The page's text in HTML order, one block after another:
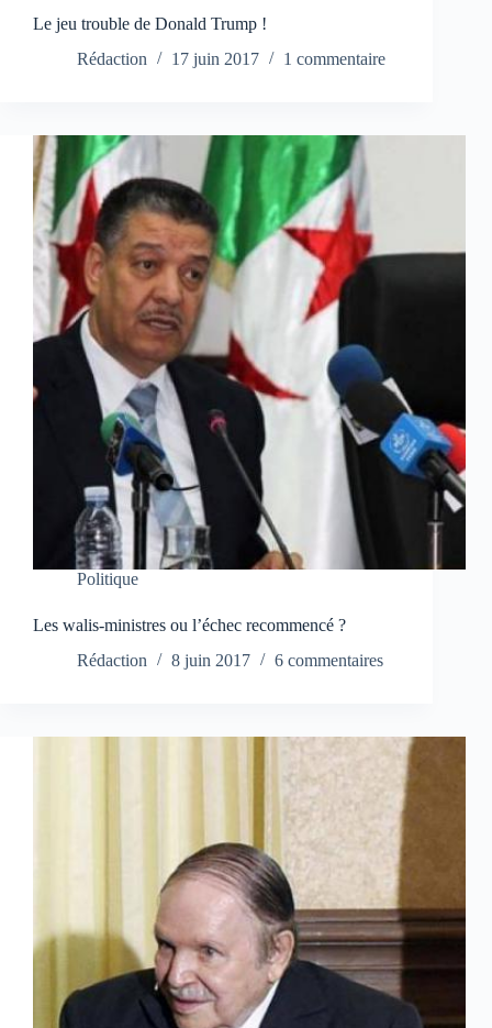
Le jeu trouble de Donald Trump !
Rédaction
17 juin 2017 1 commentaire
Politique
Les walis-ministres ou l’échec recommencé ?
Rédaction
8 juin 2017 6 commentaires